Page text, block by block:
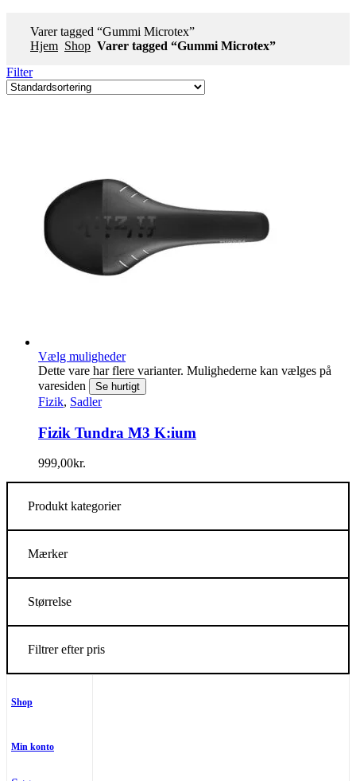
Varer tagged “Gummi Microtex”
Hjem Shop Varer tagged “Gummi Microtex”
Filter
Vælg muligheder
Dette vare har flere varianter. Mulighederne kan vælges på
varesiden
Se hurtigt
Fizik, Sadler
Fizik Tundra M3 K:ium
999,00kr.
Produkt kategorier
Mærker
Størrelse
Filtrer efter pris
Shop
Min konto